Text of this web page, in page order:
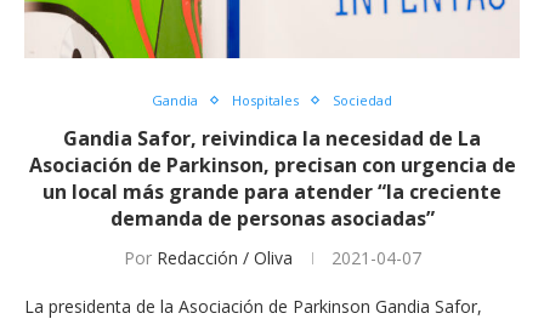
Gandia Hospitales Sociedad
Gandia Safor, reivindica la necesidad de La
Asociación de Parkinson, precisan con urgencia de
un local más grande para atender “la creciente
demanda de personas asociadas”
Por Redacción / Oliva 2021-04-07
La presidenta de la Asociación de Parkinson Gandia Safor,